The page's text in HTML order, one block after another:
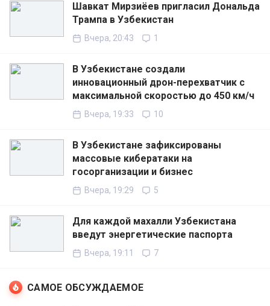
Шавкат Мирзиёев пригласил Дональда
Трампа в Узбекистан
Вчера, 20:43 1
В Узбекистане создали
инновационный дрон-перехватчик с
максимальной скоростью до 450 км/ч
Вчера, 19:33 10
В Узбекистане зафиксированы
массовые кибератаки на
госорганизации и бизнес
Вчера, 19:29 5
Для каждой махалли Узбекистана
введут энергетические паспорта
Вчера, 19:11 7
САМОЕ ОБСУЖДАЕМОЕ